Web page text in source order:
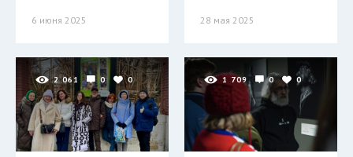
6 июня 2025 28 мая 2025
2 061 0 0 1 709 0 0